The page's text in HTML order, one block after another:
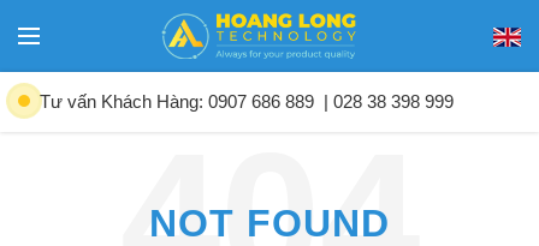
Tư vấn Khách Hàng: 0907 686 889 | 028 38 398 999
NOT FOUND